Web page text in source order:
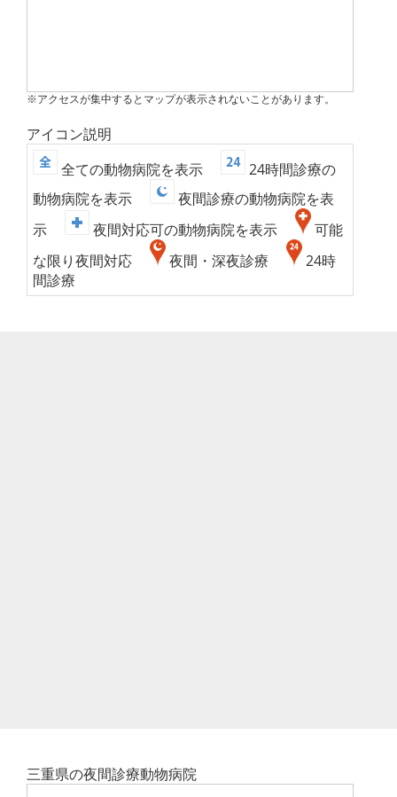
※アクセスが集中するとマップが表示されないことがあります。
アイコン説明
全ての動物病院を表示
24時間診療の
動物病院を表示
夜間診療の動物病院を表
示
夜間対応可の動物病院を表示
可能
な限り夜間対応
夜間・深夜診療
24時
間診療
三重県の夜間診療動物病院